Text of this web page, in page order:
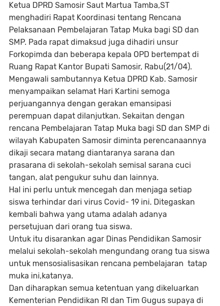
Ketua DPRD Samosir Saut Martua Tamba,ST
menghadiri Rapat Koordinasi tentang Rencana
Pelaksanaan Pembelajaran Tatap Muka bagi SD dan
SMP. Pada rapat dimaksud juga dihadiri unsur
Forkopimda dan beberapa kepala OPD bertempat di
Ruang Rapat Kantor Bupati Samosir, Rabu(21/04).
Mengawali sambutannya Ketua DPRD Kab. Samosir
menyampaikan selamat Hari Kartini semoga
perjuangannya dengan gerakan emansipasi
perempuan dapat dilanjutkan. Sekaitan dengan
rencana Pembelajaran Tatap Muka bagi SD dan SMP di
wilayah Kabupaten Samosir diminta perencanaannya
dikaji secara matang diantaranya sarana dan
prasarana di sekolah-sekolah semisal sarana cuci
tangan, alat pengukur suhu dan lainnya.
Hal ini perlu untuk mencegah dan menjaga setiap
siswa terhindar dari virus Covid- 19 ini. Ditegaskan
kembali bahwa yang utama adalah adanya
persetujuan dari orang tua siswa.
Untuk itu disarankan agar Dinas Pendidikan Samosir
melalui sekolah-sekolah mengundang orang tua siswa
untuk mensosialisasikan rencana pembelajaran tatap
muka ini,katanya.
Dan diharapkan semua ketentuan yang dikeluarkan
Kementerian Pendidikan RI dan Tim Gugus supaya di